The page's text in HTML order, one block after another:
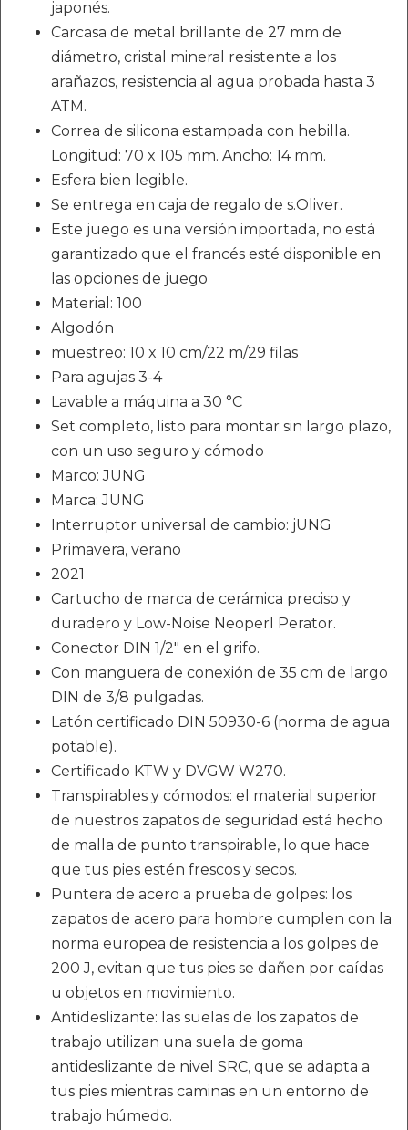
japonés.
Carcasa de metal brillante de 27 mm de
diámetro, cristal mineral resistente a los
arañazos, resistencia al agua probada hasta 3
ATM.
Correa de silicona estampada con hebilla.
Longitud: 70 x 105 mm. Ancho: 14 mm.
Esfera bien legible.
Se entrega en caja de regalo de s.Oliver.
Este juego es una versión importada, no está
garantizado que el francés esté disponible en
las opciones de juego
Material: 100
Algodón
muestreo: 10 x 10 cm/22 m/29 filas
Para agujas 3-4
Lavable a máquina a 30 °C
Set completo, listo para montar sin largo plazo,
con un uso seguro y cómodo
Marco: JUNG
Marca: JUNG
Interruptor universal de cambio: jUNG
Primavera, verano
2021
Cartucho de marca de cerámica preciso y
duradero y Low-Noise Neoperl Perator.
Conector DIN 1/2" en el grifo.
Con manguera de conexión de 35 cm de largo
DIN de 3/8 pulgadas.
Latón certificado DIN 50930-6 (norma de agua
potable).
Certificado KTW y DVGW W270.
Transpirables y cómodos: el material superior
de nuestros zapatos de seguridad está hecho
de malla de punto transpirable, lo que hace
que tus pies estén frescos y secos.
Puntera de acero a prueba de golpes: los
zapatos de acero para hombre cumplen con la
norma europea de resistencia a los golpes de
200 J, evitan que tus pies se dañen por caídas
u objetos en movimiento.
Antideslizante: las suelas de los zapatos de
trabajo utilizan una suela de goma
antideslizante de nivel SRC, que se adapta a
tus pies mientras caminas en un entorno de
trabajo húmedo.